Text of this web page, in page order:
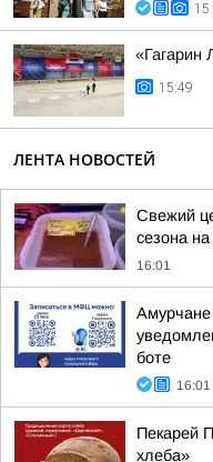
«Гагарин
15:49
ЛЕНТА НОВОСТЕЙ
Свежий
сезона
16:01
Амурчане
боте
16:01
Пекарей
хлеба»